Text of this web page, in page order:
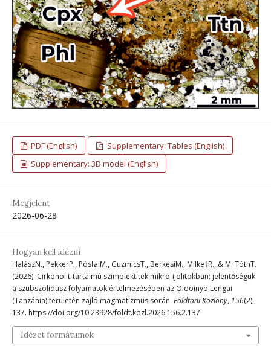
PDF (English)
Supplementary: Tables (English)
Supplementary: 3D model (English)
Megjelent
2026-06-28
Hogyan kell idézni
HalászN., PekkerP., PósfaiM., GuzmicsT., BerkesiM., Milke†R., & M. TóthT.
(2026). Cirkonolit-tartalmú szimplektitek mikro-ijolitokban: jelentőségük
a szubszolidusz folyamatok értelmezésében az Oldoinyo Lengai
(Tanzánia) területén zajló magmatizmus során. Földtani Közlöny, 156(2),
137. https://doi.org/10.23928/foldt.kozl.2026.156.2.137
Idézet formátumok